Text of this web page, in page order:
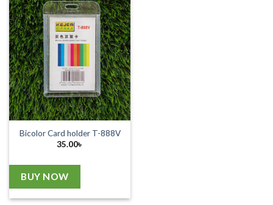
Bicolor Card holder T-888V
35.00৳
BUY NOW